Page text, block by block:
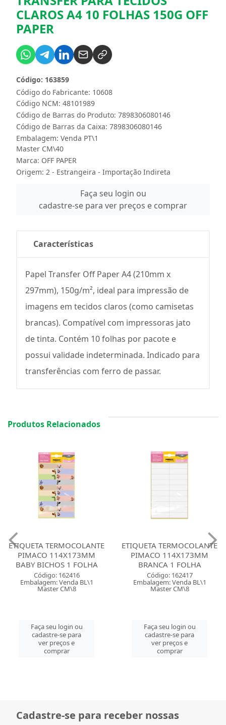
CLAROS A4 10 FOLHAS 150G OFF
PAPER
Código do Fabricante: 10608
Código: 163859
Código NCM: 48101989
Código de Barras do Produto: 7898306080146
Código de Barras da Caixa: 7898306080146
Embalagem: Venda PT\1
Master CM\40
Marca: OFF PAPER
Origem: 2 - Estrangeira - Importação Indireta
Faça seu login ou
cadastre-se para ver preços e comprar
Características
Papel Transfer Off Paper A4 (210mm x
297mm), 150g/m², ideal para impressão de
imagens em tecidos claros (como camisetas
brancas). Compatível com impressoras jato
de tinta. Contém 10 folhas por pacote e
possui validade indeterminada. Indicado para
transferências com ferro de passar.
Produtos Relacionados
ETIQUETA TERMOCOLANTE
PIMACO 114X173MM
BABY BICHOS 1 FOLHA
Código: 162416
Embalagem: Venda BL\1
Master CM\8
Faça seu login ou
cadastre-se para
ver preços e
comprar
ETIQUETA TERMOCOLANTE
PIMACO 114X173MM
BRANCA 1 FOLHA
Código: 162417
Embalagem: Venda BL\1
Master CM\8
Faça seu login ou
cadastre-se para
ver preços e
comprar
Cadastre-se para receber nossas